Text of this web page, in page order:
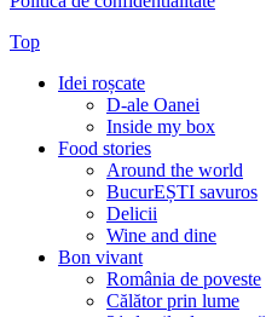
Top
Idei roșcate
D-ale Oanei
Inside my box
Food stories
Around the world
BucurEȘTI savuros
Delicii
Wine and dine
Bon vivant
România de poveste
Călător prin lume